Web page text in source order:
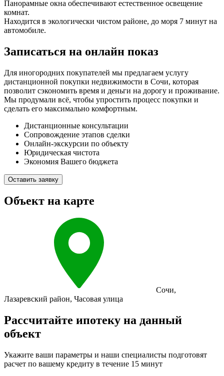
Панорамные окна обеспечивают естественное освещение
комнат.
Находится в экологически чистом районе, до моря 7 минут на
автомобиле.
Записаться на онлайн показ
Для иногородних покупателей мы предлагаем услугу
дистанционной покупки недвижимости в Сочи, которая
позволит сэкономить время и деньги на дорогу и проживание.
Мы продумали всё, чтобы упростить процесс покупки и
сделать его максимально комфортным.
Дистанционные консультации
Сопровождение этапов сделки
Онлайн-экскурсии по объекту
Юридическая чистота
Экономия Вашего бюджета
Оставить заявку
Объект на карте
Сочи,
Лазаревский район, Часовая улица
Рассчитайте ипотеку на данный
объект
Укажите ваши параметры и наши специалисты подготовят
расчет по вашему кредиту в течение 15 минут